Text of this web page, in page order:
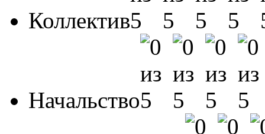
Коллектив
Начальство